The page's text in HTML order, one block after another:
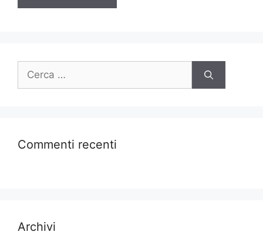
Commenti recenti
Archivi